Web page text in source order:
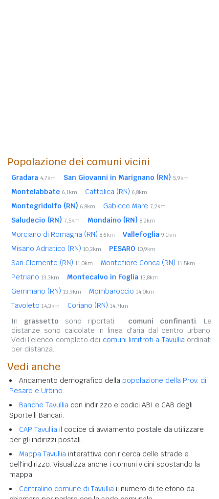
Popolazione dei comuni vicini
Gradara 4,7km San Giovanni in Marignano (RN) 5,9km
Montelabbate 6,1km Cattolica (RN) 6,8km
Montegridolfo (RN) 6,8km Gabicce Mare 7,2km
Saludecio (RN) 7,5km Mondaino (RN) 8,2km
Morciano di Romagna (RN) 8,6km Vallefoglia 9,1km
Misano Adriatico (RN) 10,3km PESARO 10,9km
San Clemente (RN) 11,0km Montefiore Conca (RN) 11,5km
Petriano 13,3km Montecalvo in Foglia 13,8km
Gemmano (RN) 13,9km Mombaroccio 14,0km
Tavoleto 14,3km Coriano (RN) 14,7km
In grassetto sono riportati i comuni confinanti. Le
distanze sono calcolate in linea d'aria dal centro urbano.
Vedi l'elenco completo dei comuni limitrofi a Tavulliaordinati
per distanza.
Vedi anche
Andamento demografico della popolazione della Prov. di
Pesaro e Urbino.
Banche Tavullia con indirizzo e codici ABI e CAB degli
Sportelli Bancari.
CAP Tavullia il codice di avviamento postale da utilizzare
per gli indirizzi postali.
Mappa Tavullia interattiva con ricerca delle strade e
dell'indirizzo. Visualizza anche i comuni vicini spostando la
mappa.
Centralino comune di Tavullia il numero di telefono da